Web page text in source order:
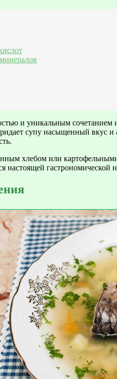
и уникальным
супу насыщенный вкус
хлебом или
настоящей